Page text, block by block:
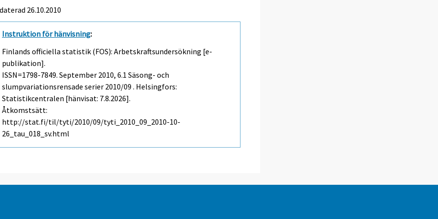
26.10.2010
Instruktion för hänvisning:
Finlands officiella statistik (FOS): Arbetskraftsundersökning [e-
publikation].
ISSN=1798-7849.September 2010, 6.1 Säsong- och
slumpvariationsrensade serier 2010/09 . Helsingfors:
Statistikcentralen [hänvisat: 7.8.2026].
Åtkomstsätt:
http://stat.fi/til/tyti/2010/09/tyti_2010_09_2010-10-
26_tau_018_sv.html